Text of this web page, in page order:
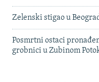
Zelenski stigao u
Posmrtni ostaci
grobnici u Zubinom